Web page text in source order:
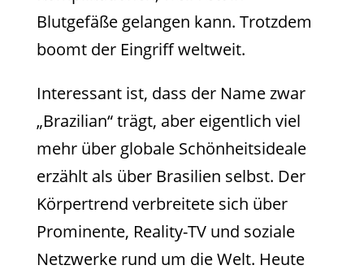
Blutgefäße gelangen kann. Trotzdem
boomt der Eingriff weltweit.
Interessant ist, dass der Name zwar
„Brazilian“ trägt, aber eigentlich viel
mehr über globale Schönheitsideale
erzählt als über Brasilien selbst. Der
Körpertrend verbreitete sich über
Prominente, Reality-TV und soziale
Netzwerke rund um die Welt. Heute